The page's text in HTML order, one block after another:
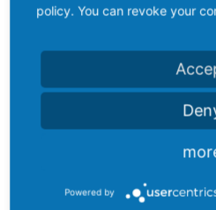
policy. You can revoke your
Powered by